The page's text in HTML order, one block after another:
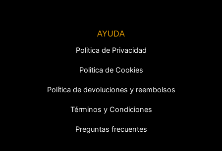
AYUDA
Politica de Privacidad
Politica de Cookies
Política de devoluciones y reembolsos
Términos y Condiciones
Preguntas frecuentes